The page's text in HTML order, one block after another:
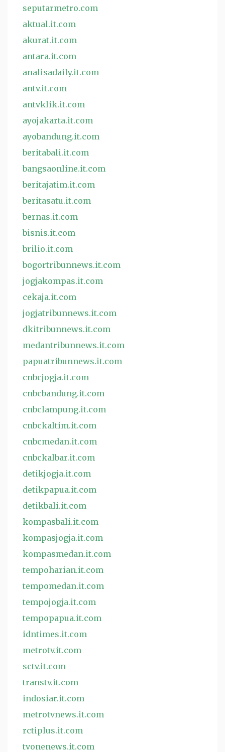
seputarmetro.com
aktual.it.com
akurat.it.com
antara.it.com
analisadaily.it.com
antv.it.com
antvklik.it.com
ayojakarta.it.com
ayobandung.it.com
beritabali.it.com
bangsaonline.it.com
beritajatim.it.com
beritasatu.it.com
bernas.it.com
bisnis.it.com
brilio.it.com
bogortribunnews.it.com
jogjakompas.it.com
cekaja.it.com
jogjatribunnews.it.com
dkitribunnews.it.com
medantribunnews.it.com
papuatribunnews.it.com
cnbcjogja.it.com
cnbcbandung.it.com
cnbclampung.it.com
cnbckaltim.it.com
cnbcmedan.it.com
cnbckalbar.it.com
detikjogja.it.com
detikpapua.it.com
detikbali.it.com
kompasbali.it.com
kompasjogja.it.com
kompasmedan.it.com
tempoharian.it.com
tempomedan.it.com
tempojogja.it.com
tempopapua.it.com
idntimes.it.com
metrotv.it.com
sctv.it.com
transtv.it.com
indosiar.it.com
metrotvnews.it.com
rctiplus.it.com
tvonenews.it.com